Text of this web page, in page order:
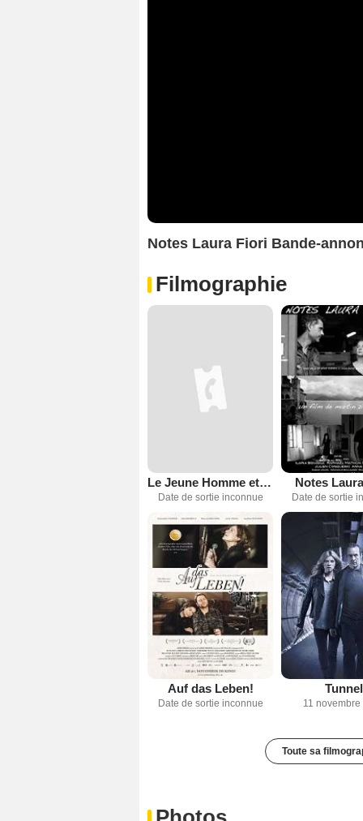
Notes Laura Fiori Bande-
Filmographie
Le Jeune Homme et le Lion
Date de sortie inconnue
Notes
Date de sortie
Auf das Leben!
Date de sortie inconnue
Tunnel
11 novembre
Toute sa